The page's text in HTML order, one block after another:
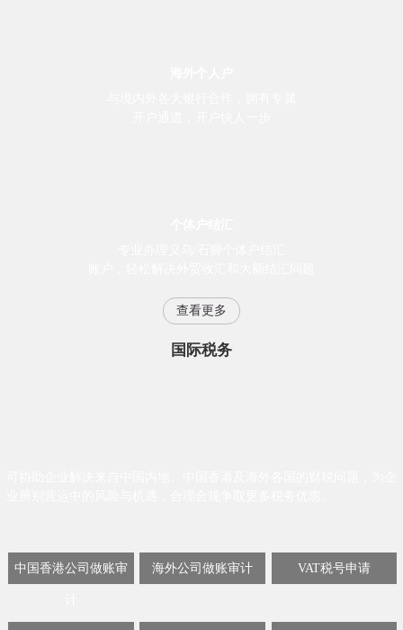
查看更多
国际税务
中国香港公司做账审 海外公司做账审计 VAT税号申请